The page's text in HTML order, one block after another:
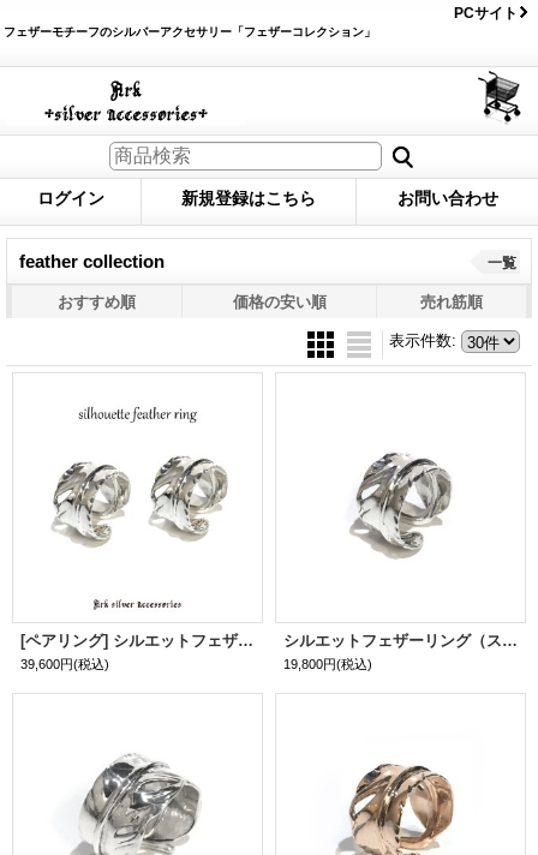
フェザーモチーフのシルバーアクセサリー「フェザーコレクション」
PCサイト
ログイン 新規登録はこちら お問い合わせ
feather collection 一覧
おすすめ順 価格の安い順 売れ筋順
表示件数:
[ペアリング] シルエットフェザーリング（シルバー＆シルバー）
39,600円(税込)
シルエットフェザーリング（スモール）
19,800円(税込)